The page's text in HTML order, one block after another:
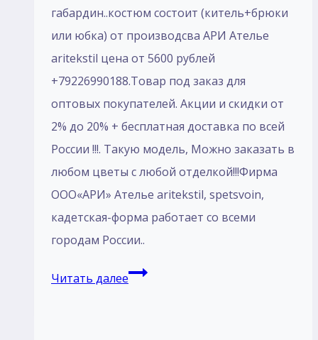
габардин..костюм состоит (китель+брюки
или юбка) от производсва АРИ Ателье
aritekstil цена от 5600 рублей
+79226990188.Товар под заказ для
оптовых покупателей. Акции и скидки от
2% до 20% + бесплатная доставка по всей
России !!!. Такую модель, Mожно заказать в
любом цветы с любой отделкой!!!Фирма
ООО«АРИ» Ателье aritekstil, spetsvoin,
кадетская-форма работает со всеми
городам России..
Читать далееПошив